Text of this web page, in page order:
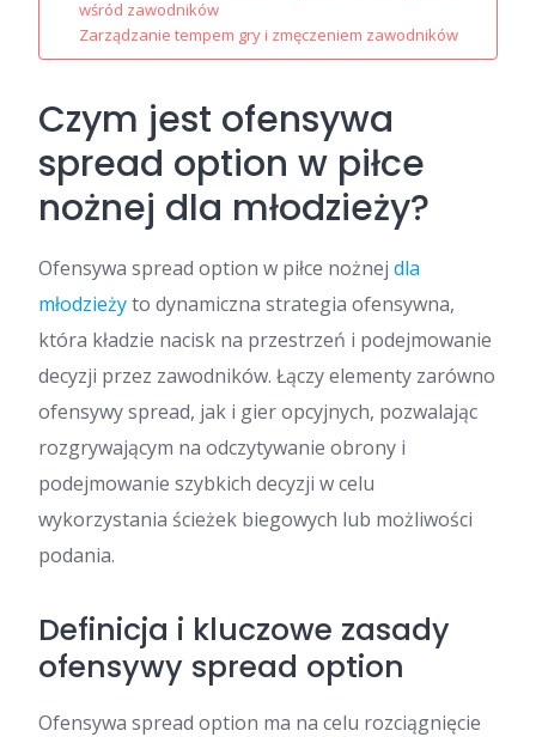
wśród zawodników
Zarządzanie tempem gry i zmęczeniem zawodników
Czym jest ofensywa
spread option w piłce
nożnej dla młodzieży?
Ofensywa spread option w piłce nożnej dla
młodzieżyto dynamiczna strategia ofensywna,
która kładzie nacisk na przestrzeń i podejmowanie
decyzji przez zawodników. Łączy elementy zarówno
ofensywy spread, jak i gier opcyjnych, pozwalając
rozgrywającym na odczytywanie obrony i
podejmowanie szybkich decyzji w celu
wykorzystania ścieżek biegowych lub możliwości
podania.
Definicja i kluczowe zasady
ofensywy spread option
Ofensywa spread option ma na celu rozciągnięcie